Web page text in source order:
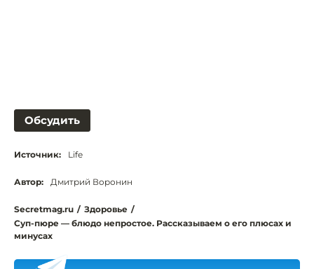
Обсудить
Источник: Life
Автор: Дмитрий Воронин
Secretmag.ru / Здоровье /
Суп-пюре — блюдо непростое. Рассказываем о его плюсах и
минусах